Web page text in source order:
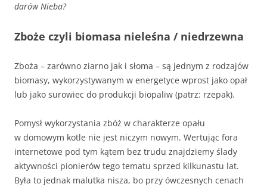
darów Nieba?
Zboże czyli biomasa nieleśna / niedrzewna
Zboża – zarówno ziarno jak i słoma – są jednym z rodzajów
biomasy, wykorzystywanym w energetyce wprost jako opał
lub jako surowiec do produkcji biopaliw (patrz: rzepak).
Pomysł wykorzystania zbóż w charakterze opału
w domowym kotle nie jest niczym nowym. Wertując fora
internetowe pod tym kątem bez trudu znajdziemy ślady
aktywności pionierów tego tematu sprzed kilkunastu lat.
Była to jednak malutka nisza, bo przy ówczesnych cenach